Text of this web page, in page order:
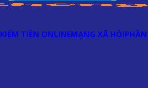
KIẾM TIỀN ONLINEMẠNG XÃ HỘI